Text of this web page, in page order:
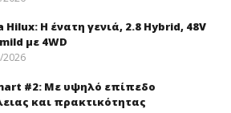
Hilux: Η ένατη γενιά, 2.8 Hybrid, 48V
με 4WD
2026
#2: Με υψηλό επίπεδο
και πρακτικότητας